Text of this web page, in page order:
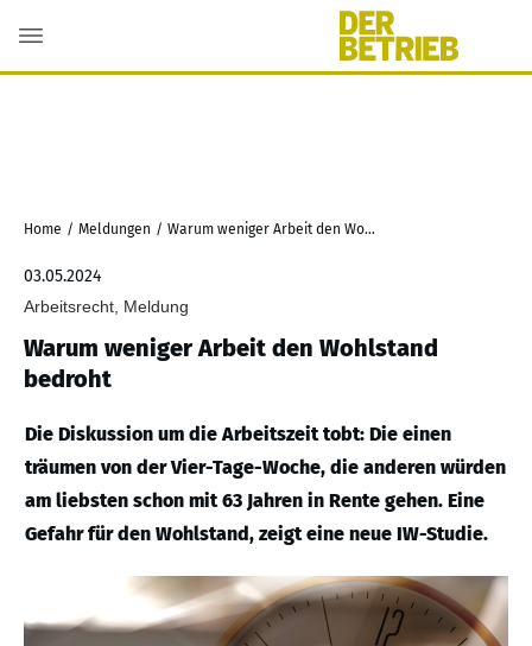
Home / Meldungen / Warum weniger Arbeit den Wohlstand bedroht
03.05.2024
Arbeitsrecht, Meldung
Warum weniger Arbeit den Wohlstand
bedroht
Die Diskussion um die Arbeitszeit tobt: Die einen
träumen von der Vier-Tage-Woche, die anderen würden
am liebsten schon mit 63 Jahren in Rente gehen. Eine
Gefahr für den Wohlstand, zeigt eine neue IW-Studie.